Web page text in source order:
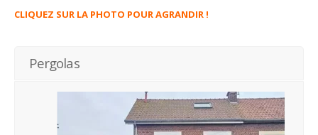
CLIQUEZ SUR LA PHOTO POUR AGRANDIR !
Pergolas